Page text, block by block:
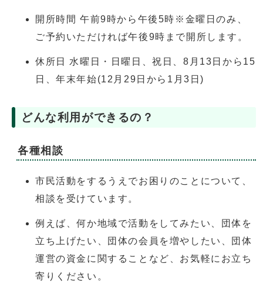
開所時間 午前9時から午後5時※金曜日のみ、
ご予約いただければ午後9時まで開所します。
休所日 水曜日・日曜日、祝日、8月13日から15
日、年末年始(12月29日から1月3日)
どんな利用ができるの？
各種相談
市民活動をするうえでお困りのことについて、
相談を受けています。
例えば、何か地域で活動をしてみたい、団体を
立ち上げたい、団体の会員を増やしたい、団体
運営の資金に関することなど、お気軽にお立ち
寄りください。